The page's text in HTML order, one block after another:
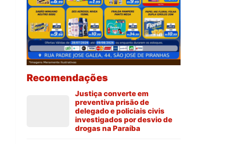
Recomendações
Justiça converte em
preventiva prisão de
delegado e policiais civis
investigados por desvio de
drogas na Paraíba